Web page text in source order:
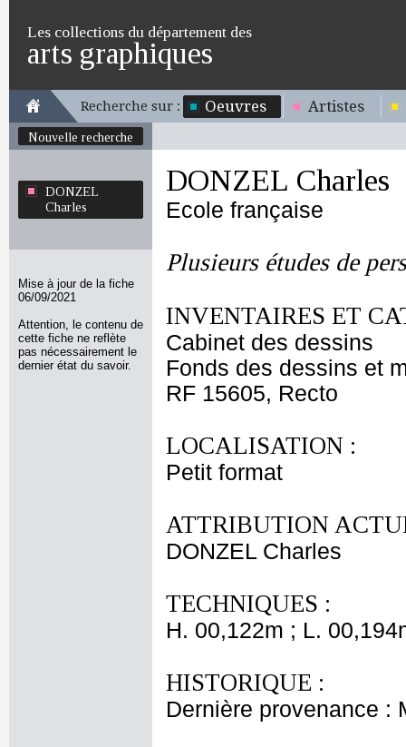
Les collections du département des
arts graphiques
Recherche sur : Oeuvres Artistes
Nouvelle recherche
DONZEL
Charles
Mise à jour de la fiche
06/09/2021
Attention, le contenu de
cette fiche ne reflète
pas nécessairement le
dernier état du savoir.
DONZEL Charles
Ecole française
Plusieurs études de
INVENTAIRES ET
Cabinet des dessins
Fonds des dessins et
RF 15605, Recto
LOCALISATION :
Petit format
ATTRIBUTION
DONZEL Charles
TECHNIQUES :
H. 00,122m ; L.
HISTORIQUE :
Dernière provenance :